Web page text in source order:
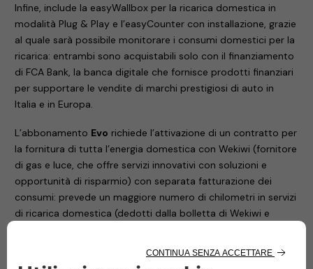
Infine, include la easyWallbox per la ricarica domestica in
modalità Plug & Play e l’easyCounter con installazione, grazie
al quale sarà possibile monitorare i consumi domestici per la
ricarica: entrambi sono acquistabili solo con il finanziamento
di FCA Bank, la banca digitale che fornisce prodotti finanziari
per supportare le vendite di marchi prestigiosi di auto in
Italia e in Europa.
L’abbonamento Evo richiede l’attivazione di un contratto per
la fornitura di tutta l’energia domestica con Wekiwi (fornitore
di gas e luce, che offre servizi innovativi con soluzioni e
opportunità di risparmio) con separata fatturazione dei
consumi: prevede un maggiore numero di chilometri in servizi
di ricarica domestica (dedotti dalla bolletta di Wekiwi e
percorrenza di circa 10 mila chilometri all’anno.